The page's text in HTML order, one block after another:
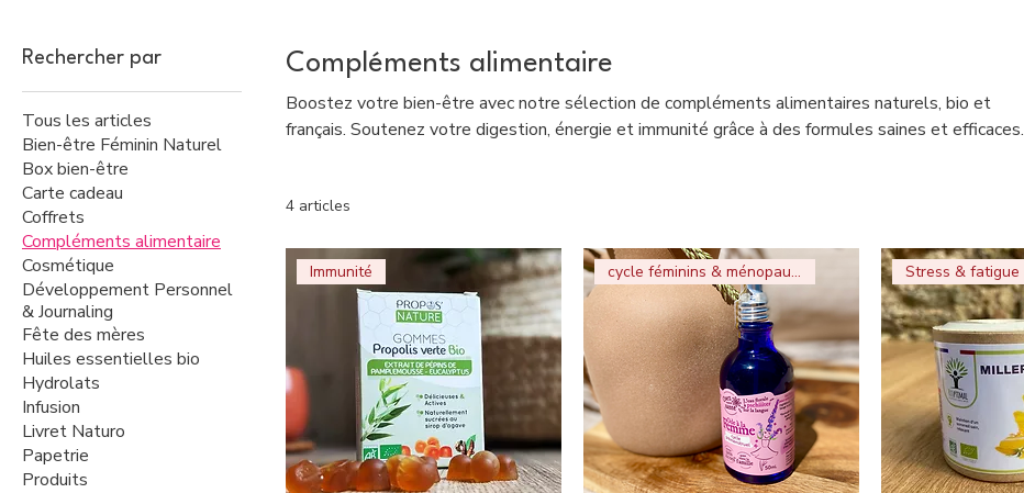
Rechercher par
Tous les articles
Bien-être Féminin Naturel
Box bien-être
Carte cadeau
Coffrets
Compléments alimentaire
Cosmétique
Développement Personnel
& Journaling
Fête des mères
Huiles essentielles bio
Hydrolats
Infusion
Livret Naturo
Papetrie
Produits
Compléments alimentaire
Boostez votre bien-être avec notre sélection de compléments alimentaires naturels, bio et
français. Soutenez votre digestion, énergie et immunité grâce à des formules saines et efficaces.
4 articles
Immunité cycle féminins & ménopause Stress & fatigue